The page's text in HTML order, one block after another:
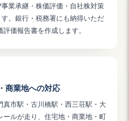
業承継・株価評価・自社株対策
。銀行・税務署にも納得いただ
価報告書を作成します。
商業地への対応
真市駅・古川橋駅・西三荘駅・大
ールが走り、住宅地・商業地・町